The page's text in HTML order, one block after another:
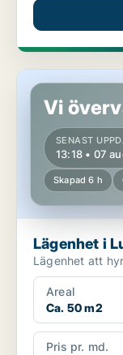
Lägenhet i Lundby
Vi
SENAST
13:18 • 07
Skapad 6 h
Lägenhet i
Areal
Ca. 50 m2
Pris pr. md.